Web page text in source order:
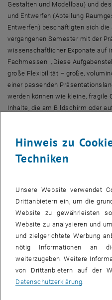
Gestalten und Modellbau) und
und Entwerfen (Abteilung
Entwerfen) beschäftigten sich die
vergangenen Semester mit der
wissenschaftlicher Exponate auf
Fachmessen. „Diese
große Flexibilität – große,
einer passenden
werden können wie kleine, fragile
Inhalte, die am Bildschirm oder
die zukünftige Repräsentation der
werden.
Entstanden sind nun
Messeaufbauten, die modular
Ausstellungsgegenstände
der Entwürfe wurde nun bereits
Rahmen einer TU-Veranstaltung
um ein simples, zweifach
das auf beinahe unbegrenzt viele
gestapelt und kombiniert werden
leichten und gut transportierbaren
Hinweis zu
Techniken
Unsere Website verwendet
Drittanbietern ein, um die
Website zu gewährleisten
Website zu analysieren und
und zielgerichtete Werbung
nötig Informationen an
weiterzugeben. Weitere
von Drittanbietern auf der
Datenschutzerklärung.